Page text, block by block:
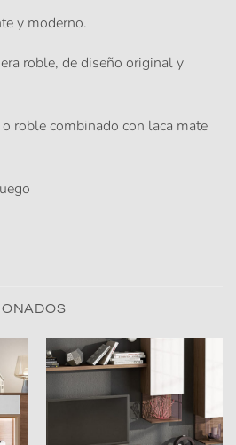
y moderno.
roble, de diseño original y
roble combinado con laca mate